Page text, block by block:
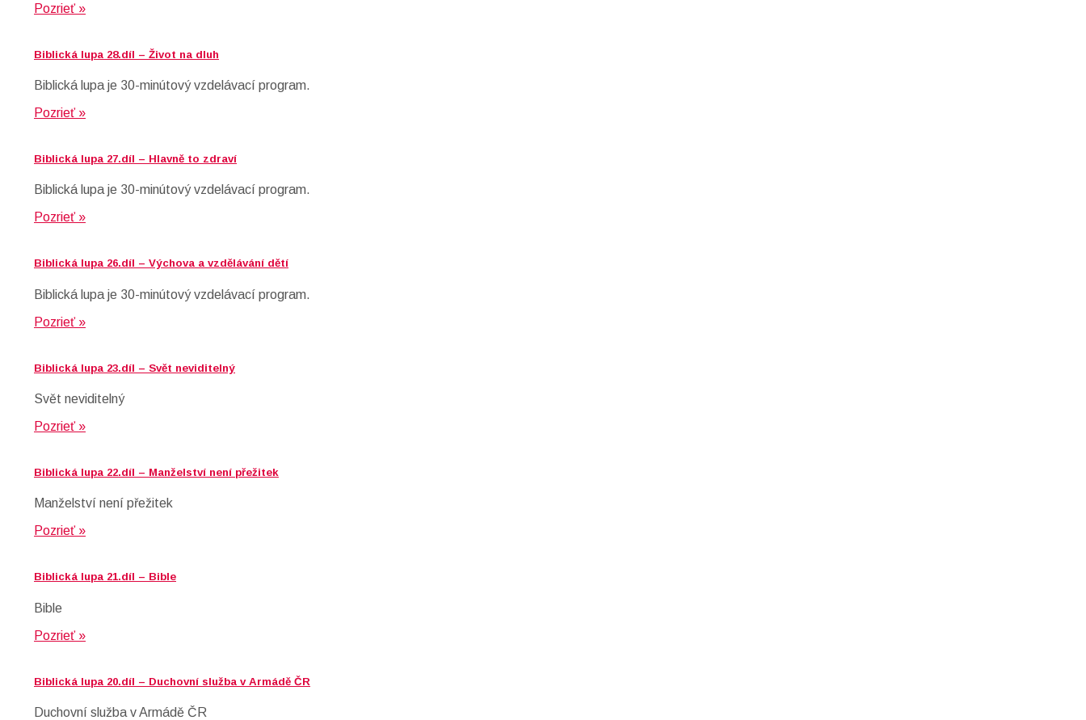
Pozrieť »
Biblická lupa 28.díl – Život na dluh
Biblická lupa je 30-minútový vzdelávací program.
Pozrieť »
Biblická lupa 27.díl – Hlavně to zdraví
Biblická lupa je 30-minútový vzdelávací program.
Pozrieť »
Biblická lupa 26.díl – Výchova a vzdělávání dětí
Biblická lupa je 30-minútový vzdelávací program.
Pozrieť »
Biblická lupa 23.díl – Svět neviditelný
Svět neviditelný
Pozrieť »
Biblická lupa 22.díl – Manželství není přežitek
Manželství není přežitek
Pozrieť »
Biblická lupa 21.díl – Bible
Bible
Pozrieť »
Biblická lupa 20.díl – Duchovní služba v Armádě ČR
Duchovní služba v Armádě ČR